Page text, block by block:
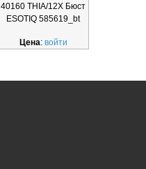
40160 THIA/12X Бюст
ESOTIQ 585619_bt
Цена: войти